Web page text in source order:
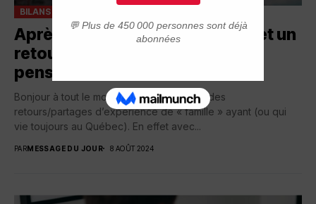
BILANS
Après plus de 2 ans au Québec et un
retour en France, cette famille
pense revenir
Bonjour à tout le monde ! J’aimerais avoir des
retours/partages d’expérience de « famille » ayant (ou qui
vie toujours au Québec). En effet avec...
PARMESSAGE DU JOUR 8 AOÛT 2024